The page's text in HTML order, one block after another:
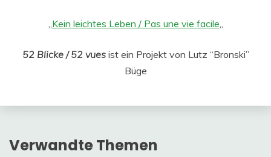
„Kein leichtes Leben / Pas une vie facile„
52 Blicke / 52 vuesist ein Projekt von Lutz “Bronski”
Büge
Verwandte Themen